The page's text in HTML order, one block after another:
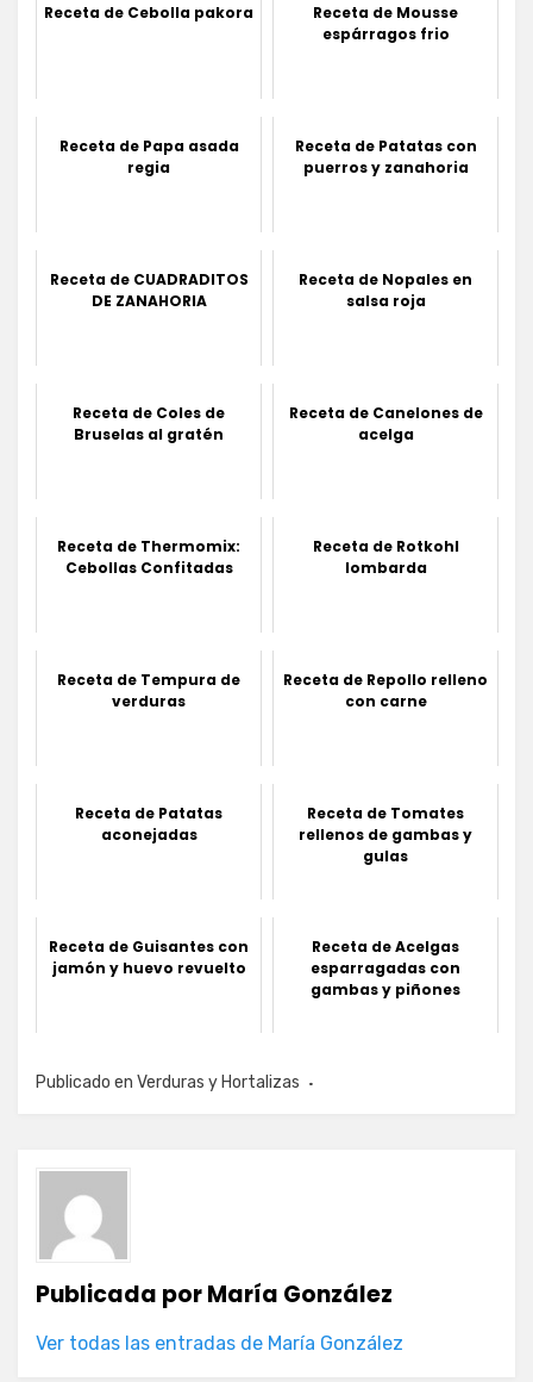
Receta de Cebolla pakora
Receta de Mousse
espárragos frio
Receta de Papa asada
regia
Receta de Patatas con
puerros y zanahoria
Receta de CUADRADITOS
DE ZANAHORIA
Receta de Nopales en
salsa roja
Receta de Coles de
Bruselas al gratén
Receta de Canelones de
acelga
Receta de Thermomix:
Cebollas Confitadas
Receta de Rotkohl
lombarda
Receta de Tempura de
verduras
Receta de Repollo relleno
con carne
Receta de Patatas
aconejadas
Receta de Tomates
rellenos de gambas y
gulas
Receta de Guisantes con
jamón y huevo revuelto
Receta de Acelgas
esparragadas con
gambas y piñones
Publicado en Verduras y Hortalizas
Publicada porMaría González
Ver todas las entradas de María González